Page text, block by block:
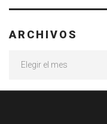
ARCHIVOS